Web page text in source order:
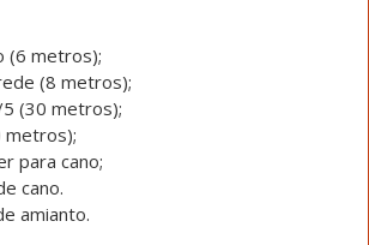
(6 metros);
(8 metros);
(30 metros);
metros);
para cano;
cano.
amianto.